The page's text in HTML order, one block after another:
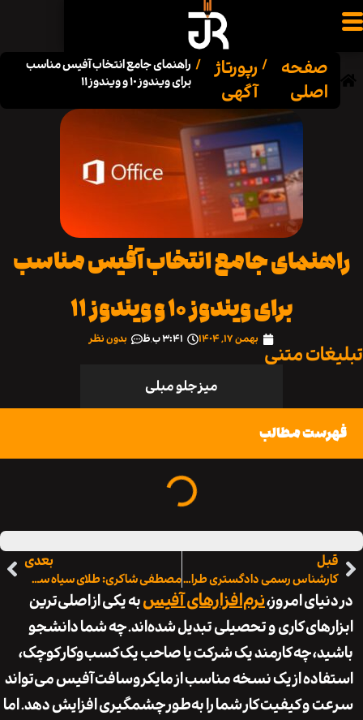
/ رپورتاژ
آگهی
/ راهنمای جامع انتخاب آفیس مناسب
برای ویندوز ۱۰ و ویندوز ۱۱
جامع انتخاب آفیس مناسب
برای ویندوز ۱۰ و ویندوز ۱۱
بهمن ۱۷, ۱۴۰۴ ۳:۴۱ ب٫ظ بدون نظر
امروز،نرم‌افزارهای آفیسبه یکی از اصلی‌ترین
کاری و تحصیلی تبدیل شده‌اند. چه شما دانشجو
چه کارمند یک شرکت یا صاحب یک کسب‌وکار کوچک،
از یک نسخه مناسب از مایکروسافت آفیس می‌تواند
کیفیت کار شما را به‌طور چشمگیری افزایش دهد. اما
متنی
میز جلو مبلی
مطالب
کارشناس رسمی دادگستری طراحی و گرافیک مصطفی شاکری: طلای سیاه سلامت از ایران به جهان